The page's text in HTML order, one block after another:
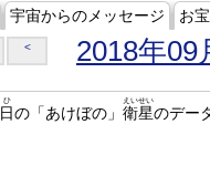
宇宙からのメッセージ お
< 2018年09
日
ひ
の「あけぼの」 衛星
えいせい
のデー